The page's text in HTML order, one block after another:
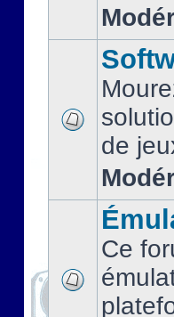
de
Ce